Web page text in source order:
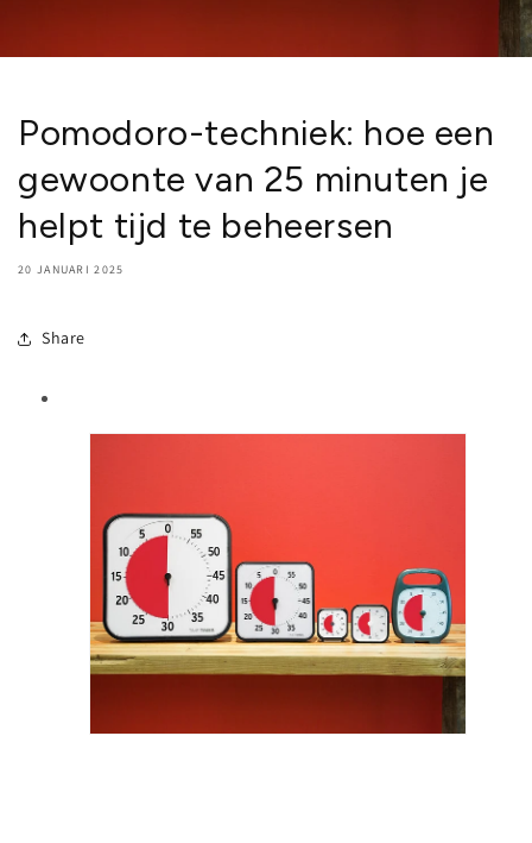
Pomodoro-techniek: hoe een
gewoonte van 25 minuten je
helpt tijd te beheersen
20 JANUARI 2025
Share